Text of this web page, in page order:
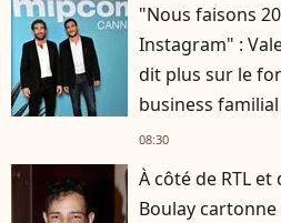
"Nous faisons
Instagram" :
dit plus sur le
business familial
08:30
À côté de RTL et
Boulay